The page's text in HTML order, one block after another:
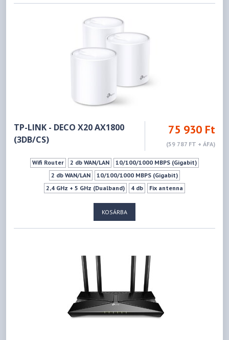
TP-LINK - DECO X20 AX1800
(3DB/CS)
75 930 Ft
(59 787 FT + ÁFA)
Wifi Router 2 db WAN/LAN
10/100/1000 MBPS (Gigabit)
2 db WAN/LAN
10/100/1000 MBPS (Gigabit)
2,4 GHz + 5 GHz (Dualband)
4 db
Fix antenna
IEEE 802.11n - 2.4GHz
IEEE 802.11ax - 2.4GHz
IEEE 802.11n - 5GHz
IEEE 802.11a - 5GHz
IEEE 802.11ac - 5GHz
KOSÁRBA